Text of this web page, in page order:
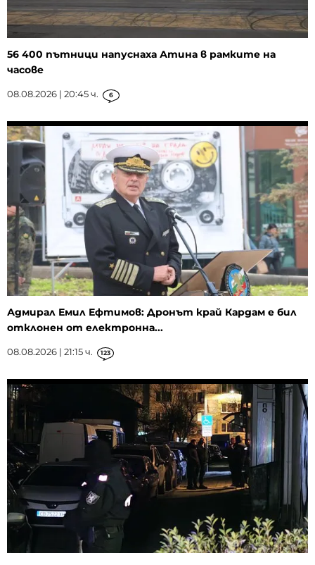
56 400 пътници напуснаха Атина в рамките на
часове
08.08.2026 | 20:45 ч. 6
Адмирал Емил Ефтимов: Дронът край Кардам е бил
отклонен от електронна...
08.08.2026 | 21:15 ч. 123